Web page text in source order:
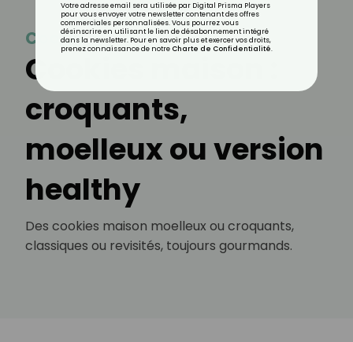
Cookie
Cookies maison :
croquants,
moelleux ou version
healthy
Des cookies maison moelleux ou croquants,
classiques ou revisités, toujours gourmands.
Votre adresse email sera utilisée par Digital Prisma Players
pour vous envoyer votre newsletter contenant des offres
commerciales personnalisées. Vous pourrez vous
désinscrire en utilisant le lien de désabonnement intégré
dans la newsletter. Pour en savoir plus et exercer vos droits,
prenez connaissance de notre Charte de Confidentialité.